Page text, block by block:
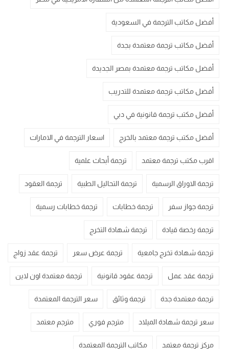
أفضل مكاتب الترجمة في السعودية
أفضل مكاتب ترجمة معتمدة بجدة
أفضل مكاتب ترجمة معتمدة بمصر الجديدة
أفضل مكاتب ترجمة معتمدة للتدريب
أفضل مكتب ترجمة قانونية في دبي
أفضل مكتب ترجمة معتمد بالخرج اسعار الترجمة في الامارات
اقرب مكتب ترجمة معتمد ترجمة أبحاث علمية
ترجمة الاوراق الرسمية ترجمة التحاليل الطبية ترجمة العقود
ترجمة جواز سفر ترجمة خطابات ترجمة خطابات رسمية
ترجمة رخصة قيادة ترجمة شهادة التخرج
ترجمة شهادة تخرج جامعية ترجمة عرض سعر ترجمة عقد زواج
ترجمة عقد عمل ترجمة عقود قانونية ترجمة معتمدة اون لاين
ترجمة معتمدة جدة ترجمة وثائق سعر الترجمة المعتمدة
سعر ترجمة شهادة الميلاد مترجم فوري مترجم معتمد
مركز ترجمة معتمد مكاتب الترجمة المعتمدة